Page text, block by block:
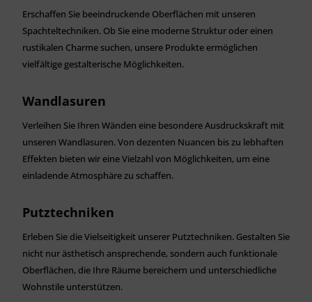
Erschaffen Sie beeindruckende Oberflächen mit unseren
Spachteltechniken. Ob Sie eine moderne Struktur oder einen
rustikalen Charme suchen, unsere Produkte ermöglichen
vielfältige gestalterische Möglichkeiten.
Wandlasuren
Verleihen Sie Ihren Wänden eine besondere Ausdruckskraft mit
unseren Wandlasuren. Von dezenten Nuancen bis zu lebhaften
Effekten bieten wir eine Vielzahl von Möglichkeiten, um eine
einladende Atmosphäre zu schaffen.
Putztechniken
Erleben Sie die Vielseitigkeit unserer Putztechniken. Gestalten Sie
nicht nur ästhetisch ansprechende, sondern auch funktionale
Oberflächen, die Ihre Räume bereichern und unterschiedliche
Wohnstile unterstützen.